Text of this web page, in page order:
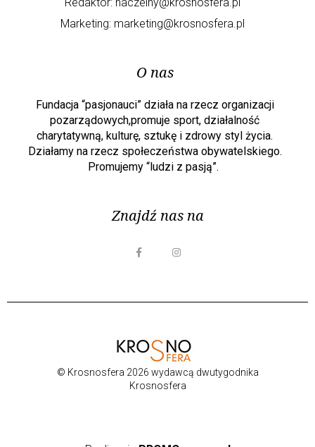
Redaktor: naczelny@krosnosfera.pl
Marketing: marketing@krosnosfera.pl
O nas
Fundacja “pasjonauci” działa na rzecz organizacji
pozarządowych,promuje sport, działalność
charytatywną, kulturę, sztukę i zdrowy styl życia.
Działamy na rzecz społeczeństwa obywatelskiego.
Promujemy “ludzi z pasją”.
Znajdź nas na
© Krosnosfera 2026 wydawcą dwutygodnika
Krosnosfera